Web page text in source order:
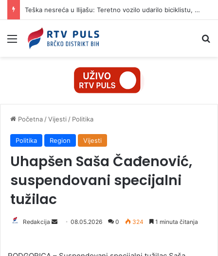
Teška nesreća u Ilijašu: Teretno vozilo udarilo biciklistu, 75-godišnjak zadržan u bolnici
Izbornik
Početna /Vijesti / Politika
Politika Region Vijesti
Uhapšen Saša Čađenović,
suspendovani specijalni
tužilac
Redakcija 08.05.2026 0 324 1 minuta čitanja